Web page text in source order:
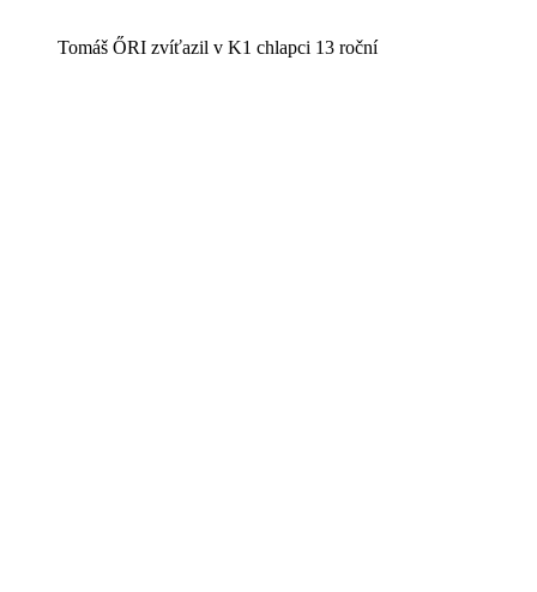
Tomáš ŐRI zvíťazil v K1 chlapci 13 roční